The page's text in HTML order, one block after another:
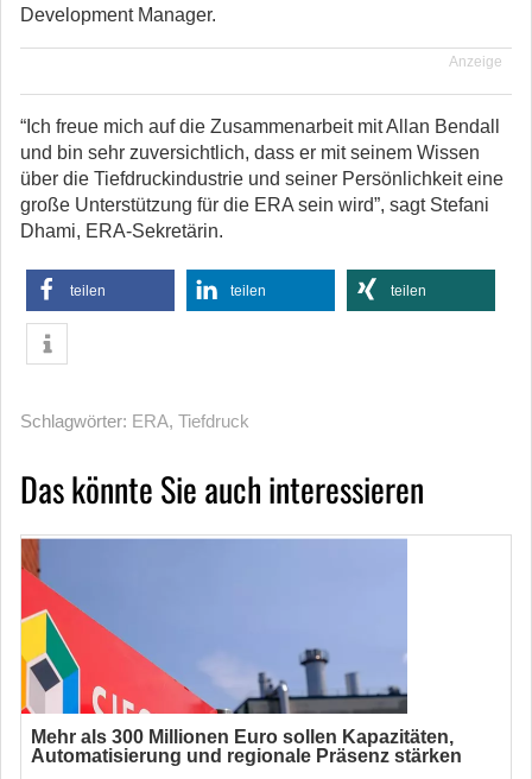
Development Manager.
Anzeige
“Ich freue mich auf die Zusammenarbeit mit Allan Bendall
und bin sehr zuversichtlich, dass er mit seinem Wissen
über die Tiefdruckindustrie und seiner Persönlichkeit eine
große Unterstützung für die ERA sein wird”, sagt Stefani
Dhami, ERA-Sekretärin.
teilen teilen teilen
Schlagwörter: ERA, Tiefdruck
Das könnte Sie auch interessieren
Mehr als 300 Millionen Euro sollen Kapazitäten,
Automatisierung und regionale Präsenz stärken